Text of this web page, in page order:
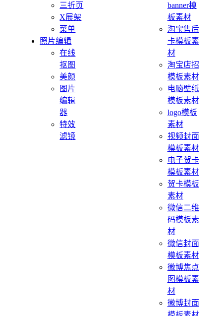
三折页
X展架
菜单
照片编辑
在线
抠图
美颜
图片
编辑
器
特效
滤镜
banner模
板素材
淘宝售后
卡模板素
材
淘宝店招
模板素材
电脑壁纸
模板素材
logo模板
素材
视频封面
模板素材
电子贺卡
模板素材
贺卡模板
素材
微信二维
码模板素
材
微信封面
模板素材
微博焦点
图模板素
材
微博封面